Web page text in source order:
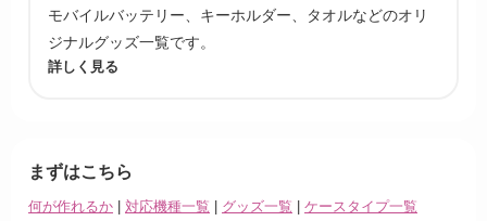
モバイルバッテリー、キーホルダー、タオルなどのオリ
ジナルグッズ一覧です。
詳しく見る
まずはこちら
何が作れるか | 対応機種一覧 | グッズ一覧 | ケースタイプ一覧